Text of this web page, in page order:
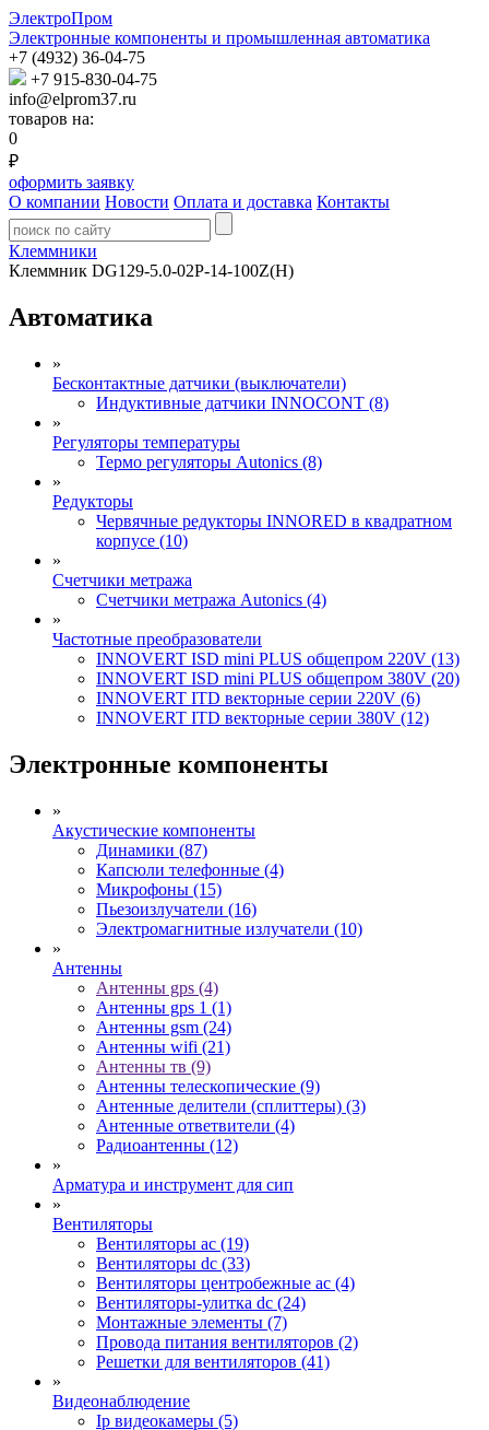
ЭлектроПром
Электронные компоненты и промышленная автоматика
+7 (4932) 36-04-75
+7 915-830-04-75
info@elprom37.ru
товаров на:
0
₽
оформить заявку
О компании Новости Оплата и доставка Контакты
Клеммники
Клеммник DG129-5.0-02P-14-100Z(H)
Автоматика
»
Бесконтактные датчики (выключатели)
Индуктивные датчики INNOCONT (8)
»
Регуляторы температуры
Термо регуляторы Autonics (8)
»
Редукторы
Червячные редукторы INNORED в квадратном
корпусе (10)
»
Счетчики метража
Счетчики метража Autonics (4)
»
Частотные преобразователи
INNOVERT ISD mini PLUS общепром 220V (13)
INNOVERT ISD mini PLUS общепром 380V (20)
INNOVERT ITD векторные серии 220V (6)
INNOVERT ITD векторные серии 380V (12)
Электронные компоненты
»
Акустические компоненты
Динамики (87)
Капсюли телефонные (4)
Микрофоны (15)
Пьезоизлучатели (16)
Электромагнитные излучатели (10)
»
Антенны
Антенны gps (4)
Антенны gps 1 (1)
Антенны gsm (24)
Антенны wifi (21)
Антенны тв (9)
Антенны телескопические (9)
Антенные делители (сплиттеры) (3)
Антенные ответвители (4)
Радиоантенны (12)
»
Арматура и инструмент для сип
»
Вентиляторы
Вентиляторы ac (19)
Вентиляторы dc (33)
Вентиляторы центробежные ac (4)
Вентиляторы-улитка dc (24)
Монтажные элементы (7)
Провода питания вентиляторов (2)
Решетки для вентиляторов (41)
»
Видеонаблюдение
Ip видеокамеры (5)